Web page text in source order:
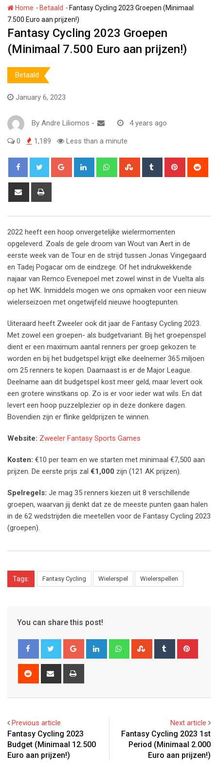
Home - Betaald - Fantasy Cycling 2023 Groepen (Minimaal
7.500 Euro aan prijzen!)
Fantasy Cycling 2023 Groepen
(Minimaal 7.500 Euro aan prijzen!)
Betaald
January 6, 2023
By Andre Liliomos - 4 years ago
0 1,189 Less than a minute
Google+ LinkedIn WhatsappStumbleUpon
Tumblr Pinterest
Share
2022 heeft een hoop onvergetelijke wielermomenten
opgeleverd. Zoals de gele droom van Wout van Aert in de
eerste week van de Tour en de strijd tussen Jonas Vingegaard
en Tadej Pogacar om de eindzege. Of het indrukwekkende
najaar van Remco Evenepoel met zowel winst in de Vuelta als
op het WK. Inmiddels mogen we ons opmaken voor een nieuw
wielerseizoen met ongetwijfeld nieuwe hoogtepunten.
Uiteraard heeft Zweeler ook dit jaar de Fantasy Cycling 2023.
Met zowel een groepen- als budgetvariant. Bij het groepenspel
dient er een maximum aantal renners per groep gekozen te
worden en bij het budgetspel krijgt elke deelnemer 365 miljoen
om 25 renners te kopen. Daarnaast is er de Major League.
Deelname aan dit budgetspel kost meer geld, maar levert ook
een grotere winstkans op. Zo is er voor ieder wat wils. En dat
levert een hoop puzzelplezier op in deze donkere dagen.
Bovendien zijn er flinke geldprijzen te winnen.
Website: Zweeler Fantasy Sports Games
Kosten: €10 per team en we starten met minimaal €7,500 aan
prijzen. De eerste prijs zal €1,000 zijn (121 AK prijzen).
Spelregels: Je mag 35 renners kiezen uit 8 verschillende
groepen, waarvan jij denkt dat ze de meeste punten gaan halen
in de 62 wedstrijden die meetellen voor de Fantasy Cycling 2023
(groepen).
Tags: Fantasy Cycling Wielerspel Wielerspellen
You can share this post!
Google+ LinkedIn WhatsappStumbleUpon
Tumblr
Reddit
Share
Previous article
Fantasy Cycling 2023
Budget (Minimaal 12.500
Euro aan prijzen!)
Next article
Fantasy Cycling 2023 1st
Period (Minimaal 2.000
Euro aan prijzen!)